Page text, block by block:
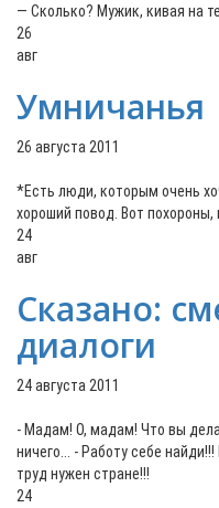
— Сколько? Мужик, кивая на
26
авг
Умничанья
26 августа 2011
*Есть люди, которым очень
хороший повод. Вот похороны,
24
авг
Сказано:
диалоги
24 августа 2011
- Мадам! О, мадам! Что вы
ничего... - Работу себе
труд нужен стране!!!
24